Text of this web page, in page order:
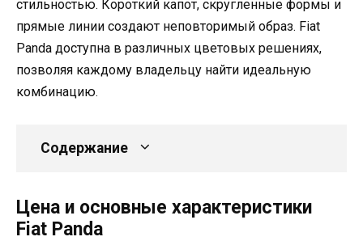
стильностью. Короткий капот, скругленные формы и
прямые линии создают неповторимый образ. Fiat
Panda доступна в различных цветовых решениях,
позволяя каждому владельцу найти идеальную
комбинацию.
Содержание
Цена и основные характеристики
Fiat Panda